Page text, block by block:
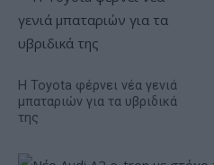
Η Toyota φέρνει νέα γενιά
μπαταριών για τα υβριδικά
της